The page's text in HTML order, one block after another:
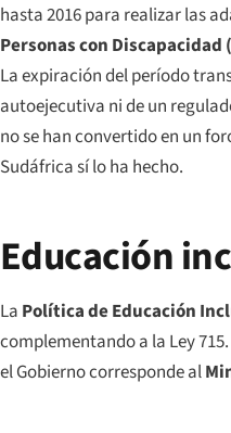
hasta 2016 para realizar las
Personas con Discapacidad
La expiración del período
autoejecutiva ni de un
no se han convertido en un
Sudáfrica sí lo ha hecho.
Educación
La Política de Educación
complementando a la Ley
el Gobierno corresponde al